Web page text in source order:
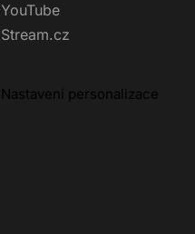
YouTube
Stream.cz
Nastavení personalizace